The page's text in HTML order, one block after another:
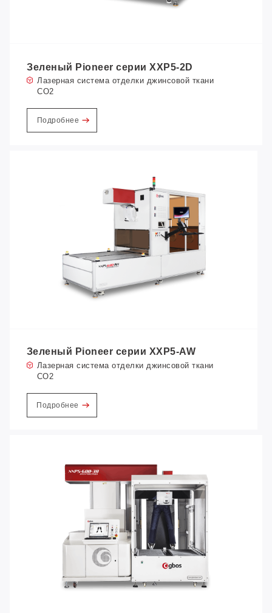
Зеленый Pioneer серии XXP5-2D
Лазерная система отделки джинсовой ткани
CO2
Подробнее
Зеленый Pioneer серии XXP5-AW
Лазерная система отделки джинсовой ткани
CO2
Подробнее